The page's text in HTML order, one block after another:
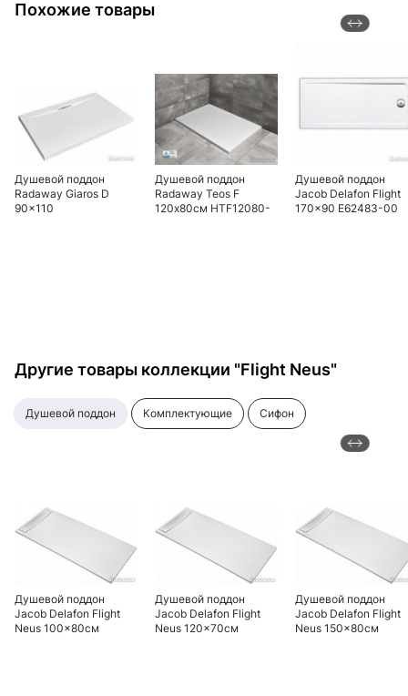
Похожие товары
Душевой поддон
Radaway Giaros D
90x110
Душевой поддон
Radaway Teos F
120х80см HTF12080-
Душевой поддон
Jacob Delafon Flight
170x90 E62483-00
Другие товары коллекции "Flight Neus"
душевой поддон комплектующие сифон
Душевой поддон
Jacob Delafon Flight
Neus 100x80см
Душевой поддон
Jacob Delafon Flight
Neus 120x70см
Душевой поддон
Jacob Delafon Flight
Neus 150x80см